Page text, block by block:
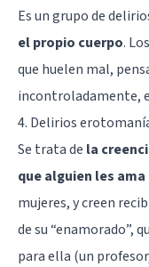
Es un grupo de
el propio cuerpo.
que huelen mal,
incontroladamente,
4. Delirios
Se trata de la
que alguien les
mujeres, y creen
de su “enamorado”,
para ella (un